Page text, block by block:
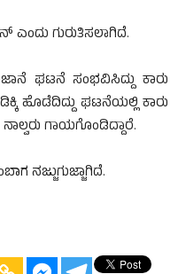
ಎಂದು ಗುರುತಿಸಲಾಗಿದೆ.
ಘಟನೆ ಸಂಭವಿಸಿದ್ದು ಕಾರು
ಹೊಡೆದಿದ್ದು ಘಟನೆಯಲ್ಲಿ ಕಾರು
ಗಾಯಗೊಂಡಿದ್ದಾರೆ.
ನಜ್ಜುಗುಜ್ಜಾಗಿದೆ.